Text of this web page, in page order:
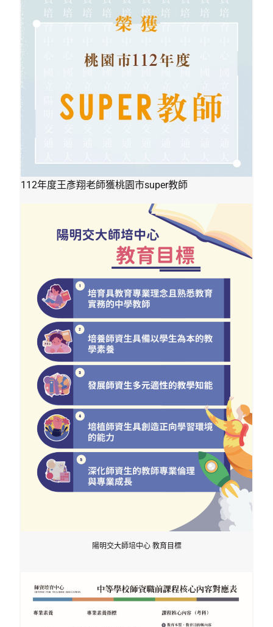
112年度王彥翔老師獲桃園市super教師
陽明交大師培中心 教育目標